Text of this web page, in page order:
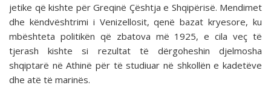
jetike që kishte për Greqinë Çështja e Shqipërisë. Mendimet
dhe këndvështrimi i Venizellosit, qenë bazat kryesore, ku
mbështeta politikën që zbatova më 1925, e cila veç të
tjerash kishte si rezultat të dërgoheshin djelmosha
shqiptarë në Athinë për të studiuar në shkollën e kadetëve
dhe atë të marinës.